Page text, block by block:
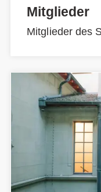
Mitglieder
Mitglieder des